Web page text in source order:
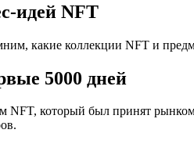
идей NFT
какие коллекции NFT и
5000 дней
который был принят